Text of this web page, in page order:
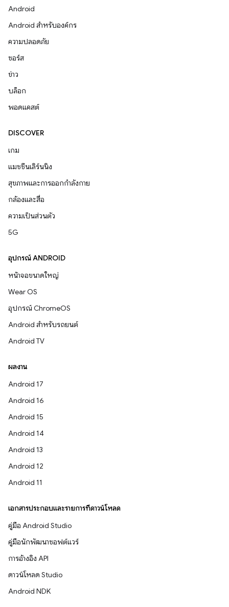
Android
Android สำหรับองค์กร
ความปลอดภัย
ซอร์ส
ข่าว
บล็อก
พอดแคสต์
DISCOVER
เกม
แมชชีนเลิร์นนิง
สุขภาพและการออกกำลังกาย
กล้องและสื่อ
ความเป็นส่วนตัว
5G
อุปกรณ์ ANDROID
หน้าจอขนาดใหญ่
Wear OS
อุปกรณ์ ChromeOS
Android สำหรับรถยนต์
Android TV
ผลงาน
Android 17
Android 16
Android 15
Android 14
Android 13
Android 12
Android 11
เอกสารประกอบและรายการที่ดาวน์โหลด
คู่มือ Android Studio
คู่มือนักพัฒนาซอฟต์แวร์
การอ้างอิง API
ดาวน์โหลด Studio
Android NDK